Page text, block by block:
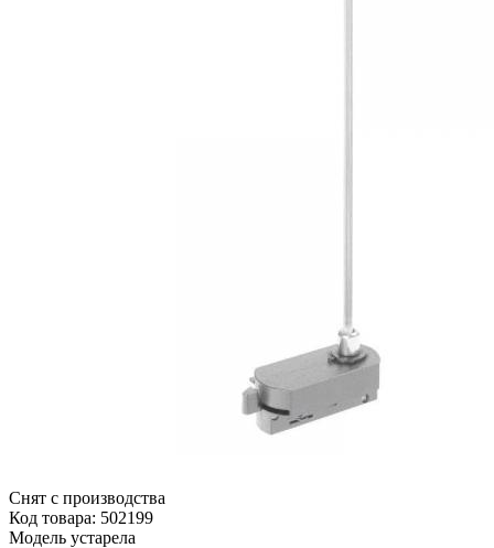
Снят с производства
Код товара: 502199
Модель устарела